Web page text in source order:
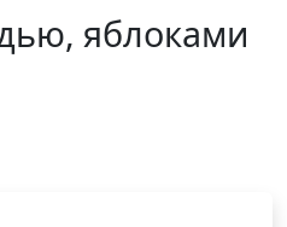
яблоками